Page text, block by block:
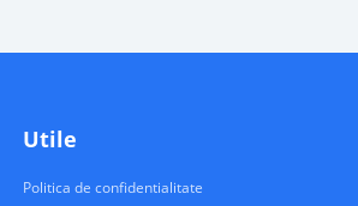
Utile
Politica de confidentialitate